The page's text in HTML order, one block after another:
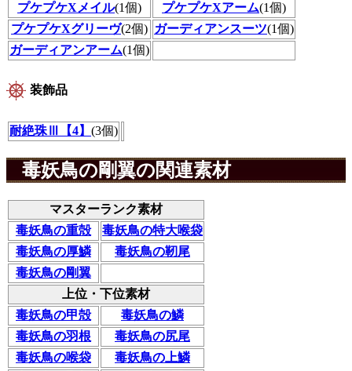
プケプケXメイル(1個) プケプケXアーム(1個)
プケプケXグリーヴ(2個) ガーディアンスーツ(1個)
ガーディアンアーム(1個)
装飾品
耐絶珠Ⅲ【4】 (3個)
毒妖鳥の剛翼の関連素材
マスターランク素材
毒妖鳥の重殻
毒妖鳥の特大喉袋
毒妖鳥の厚鱗
毒妖鳥の靭尾
毒妖鳥の剛翼
上位・下位素材
毒妖鳥の甲殻
毒妖鳥の鱗
毒妖鳥の羽根
毒妖鳥の尻尾
毒妖鳥の喉袋
毒妖鳥の上鱗